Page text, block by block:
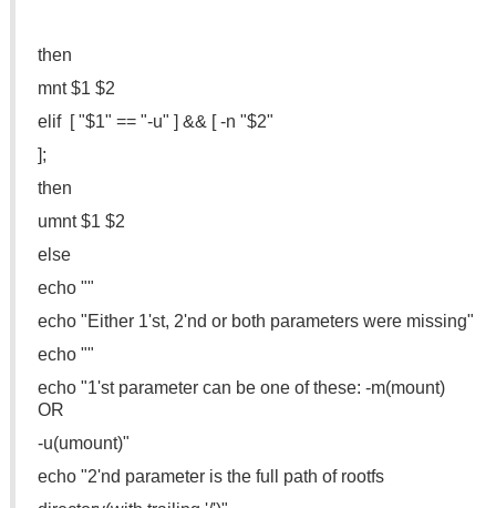
then
mnt $1 $2
elif [ "$1" == "-u" ] && [ -n "$2"
];
then
umnt $1 $2
else
echo ""
echo "Either 1'st, 2'nd or both parameters were missing"
echo ""
echo "1'st parameter can be one of these: -m(mount)
OR
-u(umount)"
echo "2'nd parameter is the full path of rootfs